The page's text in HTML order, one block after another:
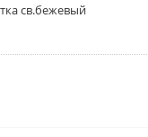
св.бежевый